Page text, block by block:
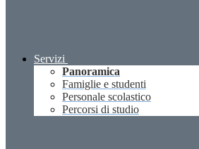
Servizi
Panoramica
Famiglie e studenti
Personale scolastico
Percorsi di studio